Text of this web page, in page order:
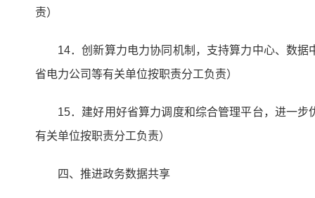
责）
14．创新算力电力协同机制，支持算力中心、数
省电力公司等有关单位按职责分工负责）
15．建好用好省算力调度和综合管理平台，进一
有关单位按职责分工负责）
四、推进政务数据共享